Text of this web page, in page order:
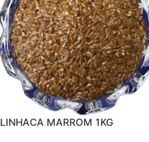
LINHACA MARROM 1KG